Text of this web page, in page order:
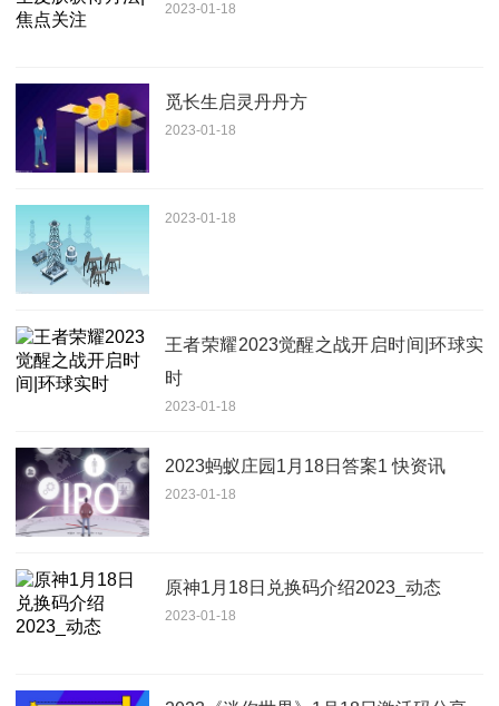
2023-01-18
觅长生启灵丹丹方
2023-01-18
2023-01-18
王者荣耀2023觉醒之战开启时间|环球实
时
2023-01-18
2023蚂蚁庄园1月18日答案1 快资讯
2023-01-18
原神1月18日兑换码介绍2023_动态
2023-01-18